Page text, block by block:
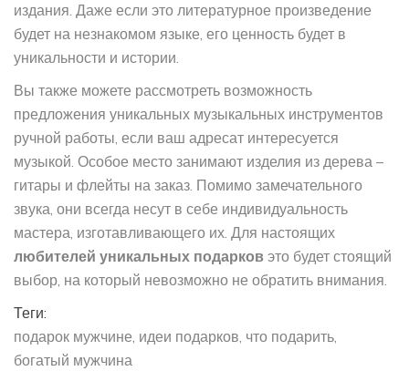
издания. Даже если это литературное произведение
будет на незнакомом языке, его ценность будет в
уникальности и истории.
Вы также можете рассмотреть возможность
предложения уникальных музыкальных инструментов
ручной работы, если ваш адресат интересуется
музыкой. Особое место занимают изделия из дерева –
гитары и флейты на заказ. Помимо замечательного
звука, они всегда несут в себе индивидуальность
мастера, изготавливающего их. Для настоящих
любителей уникальных подарков это будет стоящий
выбор, на который невозможно не обратить внимания.
Теги:
подарок мужчине идеи подарков что подарить
богатый мужчина